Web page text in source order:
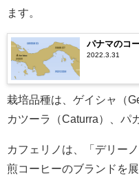
ます。
パナマのコ
2022.3.31
栽培品種は、ゲイシャ（
カツーラ（Caturra）、パ
カフェリノは、「デリー
煎コーヒーのブランドを展